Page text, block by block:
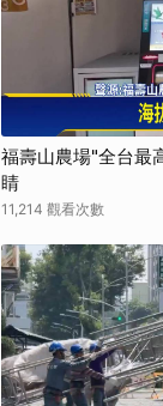
福壽山農場"全台最
睛
11,214 觀看次數